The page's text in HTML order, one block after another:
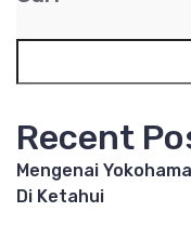
Recent
Mengenai
Di Ketahui